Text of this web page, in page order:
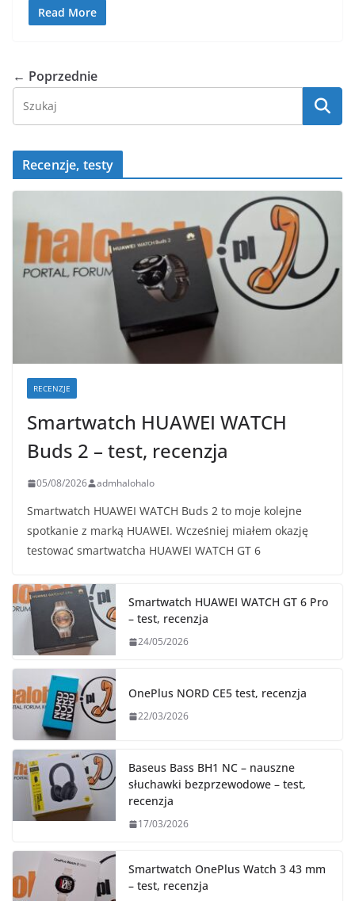
Read More
← Poprzednie
Recenzje, testy
RECENZJE
Smartwatch HUAWEI WATCH
Buds 2 – test, recenzja
05/08/2026 admhalohalo
Smartwatch HUAWEI WATCH Buds 2 to moje kolejne
spotkanie z marką HUAWEI. Wcześniej miałem okazję
testować smartwatcha HUAWEI WATCH GT 6
Smartwatch HUAWEI WATCH GT 6 Pro
– test, recenzja
24/05/2026
OnePlus NORD CE5 test, recenzja
22/03/2026
Baseus Bass BH1 NC – nauszne
słuchawki bezprzewodowe – test,
recenzja
17/03/2026
Smartwatch OnePlus Watch 3 43 mm
– test, recenzja